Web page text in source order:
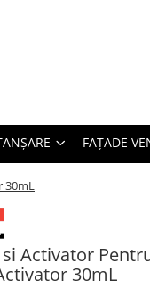
FAȚADE
30mL
Activator
30mL